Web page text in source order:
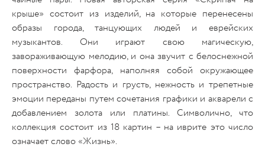
крыше» состоит из изделий, на которые перенесены
образы города, танцующих людей и еврейских
музыкантов. Они играют свою магическую,
завораживающую мелодию, и она звучит с белоснежной
поверхности фарфора, наполняя собой окружающее
пространство. Радость и грусть, нежность и трепетные
эмоции переданы путем сочетания графики и акварели с
добавлением золота или платины. Символично, что
коллекция состоит из 18 картин – на иврите это число
означает слово «Жизнь».